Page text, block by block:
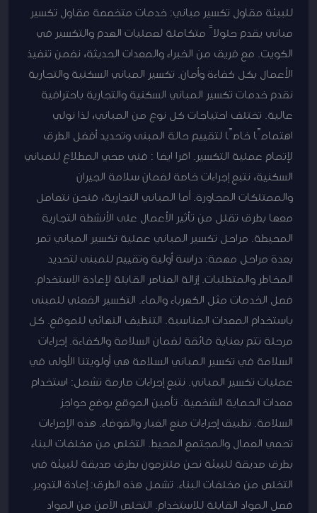
للبيئة مقاول تكسير مباني: خدمات متخصصة مقاول تكسير
مباني يقدم حلولاً متكاملة لعمليات الهدم والتكسير في
الكويت. مع فريق من الخبراء والمعدات الحديثة، نضمن تنفيذ
الأعمال بكل كفاءة وأمان. تكسير المباني السكنية والتجارية
نقدم خدمات تكسير المباني السكنية والتجارية باحترافية
عالية. تختلف احتياجات كل نوع من المباني، لذا نولي
اهتمامًا خاصًا لتقييم حالة المبنى وتحديد أفضل الطرق
لإتمام عملية التكسير. اقرا ايضا : فني صحي المطلاع للمباني
السكنية، نتبع إجراءات خاصة لضمان سلامة الجيران
والممتلكات المجاورة. أما المباني التجارية، فنحن نتعامل
معها بطرق تقلل من تأثير الأعمال على الأنشطة التجارية
المحيطة. مراحل تكسير المباني عملية تكسير المباني تمر
بعدة مراحل مهمة: دراسة أولية وتقييم للمبنى لتحديد
المخاطر والمتطلبات. إزالة العناصر القابلة لإعادة الاستخدام.
فصل الخدمات مثل الكهرباء والماء. التكسير الفعلي للمبنى
باستخدام المعدات المناسبة. التنظيف النهائي للموقع. كل
مرحلة تتم بعناية فائقة لضمان السلامة والكفاءة. إجراءات
السلامة في تكسير المباني السلامة هي أولويتنا الأولى في
عمليات تكسير المباني. نتبع إجراءات صارمة تشمل: استخدام
معدات الحماية الشخصية. تأمين الموقع بوضع حواجز
السلامة. تطبيق إجراءات منع الغبار والضوضاء. هذه الإجراءات
تحمي العمال والمجتمع المحيط. التخلص من مخلفات البناء
بطرق صديقة للبيئة نحن ملتزمون بطرق صديقة للبيئة في
التخلص من مخلفات البناء. تشمل هذه الطرق: إعادة التدوير.
فصل المواد القابلة للاستخدام. التخلص الآمن من المواد